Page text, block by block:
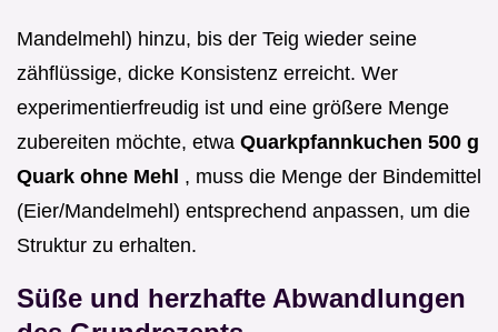
Mandelmehl) hinzu, bis der Teig wieder seine
zähflüssige, dicke Konsistenz erreicht. Wer
experimentierfreudig ist und eine größere Menge
zubereiten möchte, etwa Quarkpfannkuchen 500 g
Quark ohne Mehl , muss die Menge der Bindemittel
(Eier/Mandelmehl) entsprechend anpassen, um die
Struktur zu erhalten.
Süße und herzhafte Abwandlungen